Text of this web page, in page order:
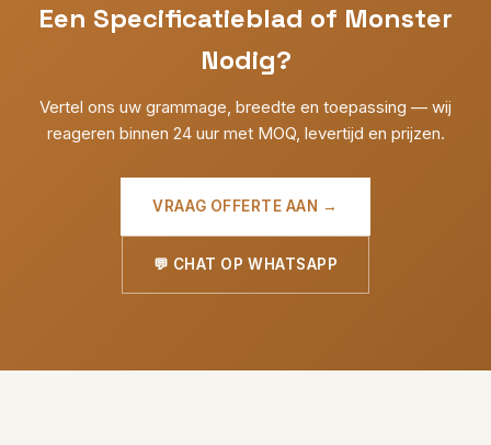
Een Specificatieblad of Monster
Nodig?
Vertel ons uw grammage, breedte en toepassing — wij
reageren binnen 24 uur met MOQ, levertijd en prijzen.
VRAAG OFFERTE AAN →
💬 CHAT OP WHATSAPP